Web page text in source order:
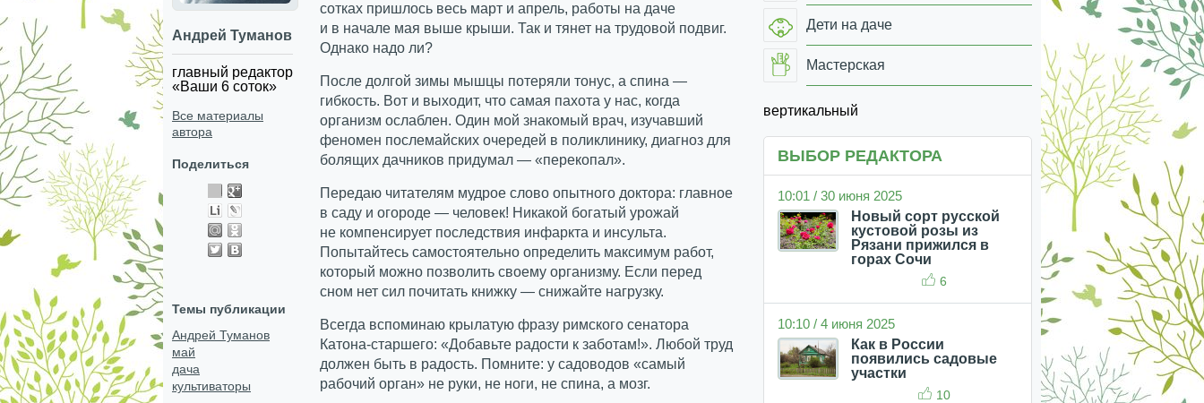
Андрей Туманов
главный редактор
«Ваши 6 соток»
Все материалы
автора
Поделиться
Темы публикации
Андрей Туманов
май
дача
культиваторы
сотках пришлось весь март и апрель, работы на даче
и в начале мая выше крыши. Так и тянет на трудовой подвиг.
Однако надо ли?
После долгой зимы мышцы потеряли тонус, а спина —
гибкость. Вот и выходит, что самая пахота у нас, когда
организм ослаблен. Один мой знакомый врач, изучавший
феномен послемайских очередей в поликлинику, диагноз для
болящих дачников придумал — «перекопал».
Передаю читателям мудрое слово опытного доктора: главное
в саду и огороде — человек! Никакой богатый урожай
не компенсирует последствия инфаркта и инсульта.
Попытайтесь самостоятельно определить максимум работ,
который можно позволить своему организму. Если перед
сном нет сил почитать книжку — снижайте нагрузку.
Всегда вспоминаю крылатую фразу римского сенатора
Катона-старшего: «Добавьте радости к заботам!». Любой труд
должен быть в радость. Помните: у садоводов «самый
рабочий орган» не руки, не ноги, не спина, а мозг.
Дети на даче
Мастерская
вертикальный
ВЫБОР РЕДАКТОРА
10:01 / 30 июня 2025
Новый сорт русской
кустовой розы из
Рязани прижился в
горах Сочи
6
10:10 / 4 июня 2025
Как в России
появились садовые
участки
10